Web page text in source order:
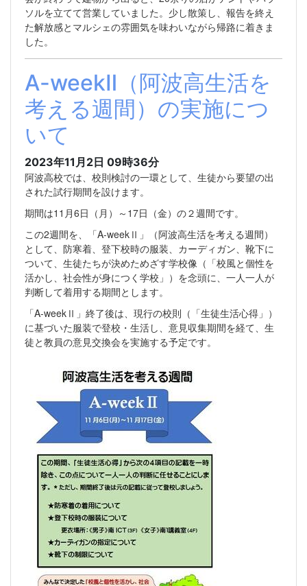
ソルを立てて営業していました。少し散策し、報告を終え
た解放感とマルシェの雰囲気を味わいながら帰路に着きま
した。
A-weekⅡ（阿波高生活を
考える週間）の実施につ
いて
2023年11月2日 09時36分
阿波高校では、校則検討の一環として、生徒から要望の出
された試行期間を設けます。
期間は11月6日（月）～17日（金）の２週間です。
この2週間を、「A-weekⅡ」（阿波高生活を考える週間）
として、防寒着、登下校時の服装、カーディガン、靴下に
ついて、生徒たちが決めためざす学校像（「校風と個性を
活かし、社会性が身につく学校」）を念頭に、一人一人が
判断して着用する期間とします。
「A-weekⅡ」終了後は、現行の校則（「生徒生活心得」）
に基づいた服装で登校・生活し、意見収集期間を経て、生
徒と教員の意見交換会を実施する予定です。